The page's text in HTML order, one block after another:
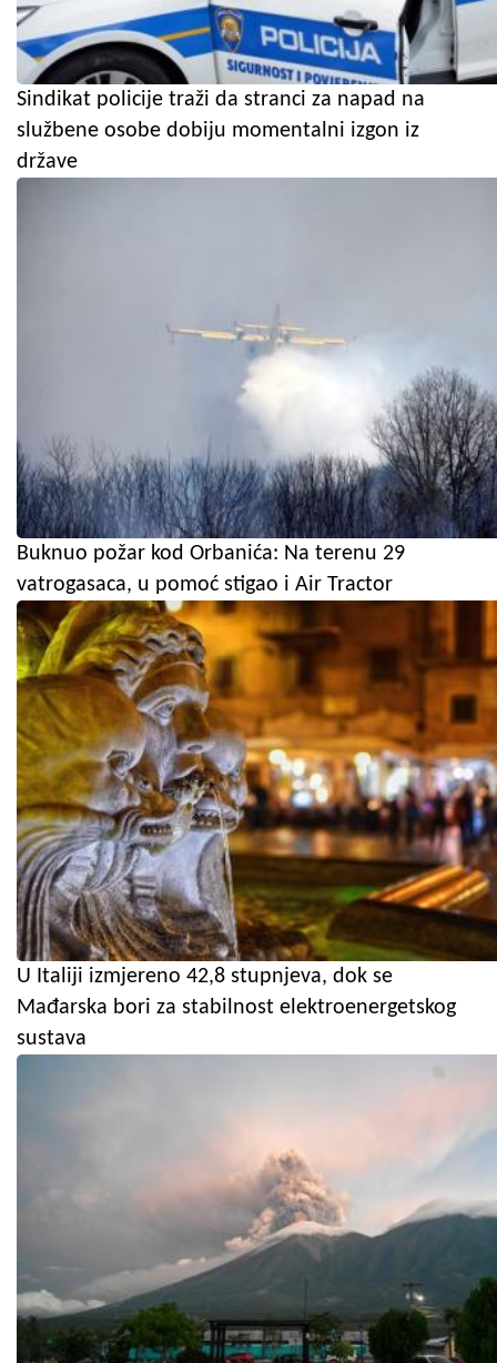
Sindikat policije traži da stranci za napad na
službene osobe dobiju momentalni izgon iz
države
Buknuo požar kod Orbanića: Na terenu 29
vatrogasaca, u pomoć stigao i Air Tractor
U Italiji izmjereno 42,8 stupnjeva, dok se
Mađarska bori za stabilnost elektroenergetskog
sustava